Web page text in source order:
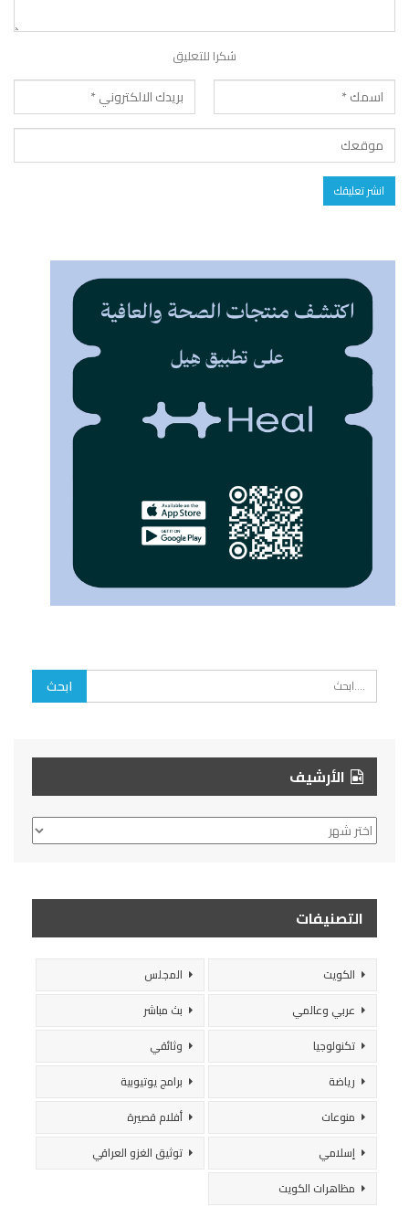
شكرا للتعليق
الأرشيف
الأرشيف
التصنيفات
الكويت
المجلس
عربي وعالمي
بث مباشر
تكنولوجيا
وثائقي
رياضة
برامج يوتيوبية
منوعات
أفلام قصيرة
إسلامي
توثيق الغزو العراقي
مظاهرات الكويت